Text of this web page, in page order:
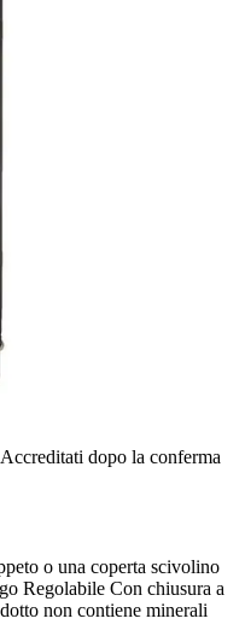
Accreditati dopo la conferma
o una coperta scivolino
Regolabile Con chiusura a
non contiene minerali